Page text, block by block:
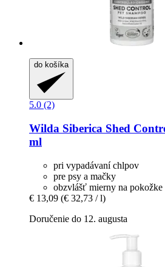
do košíka
5.0 (2)
Wilda Siberica Shed
ml
pri vypadávaní chlpov
pre psy a mačky
obzvlášť mierny na pokožke
€ 13,09 (€ 32,73 / l)
Doručenie do 12. augusta